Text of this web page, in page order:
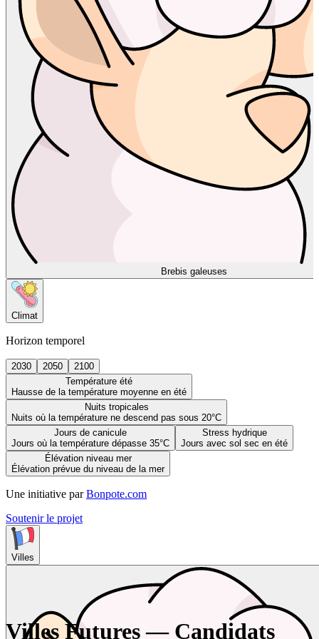
Brebis galeuses
Climat
Horizon temporel
2030 2050
2100
Température été
Hausse de la température moyenne en été
Nuits tropicales
Nuits où la température ne descend pas sous 20°C
Jours de canicule
Jours où la température dépasse 35°C
Stress hydrique
Jours avec sol sec en été
Élévation niveau mer
Élévation prévue du niveau de la mer
Une initiative par Bonpote.com
Soutenir le projet
Villes
Villes Futures — Candidats